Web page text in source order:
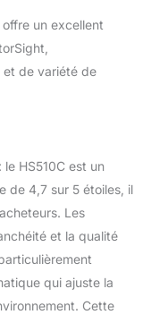
un excellent
et de variété de
HS510C est un
de 4,7 sur 5 étoiles, il
Les
et la qualité
qui ajuste la
Cette